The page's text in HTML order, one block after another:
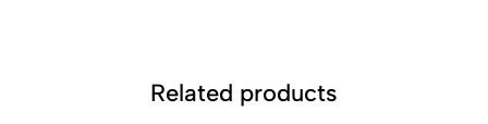
Related products